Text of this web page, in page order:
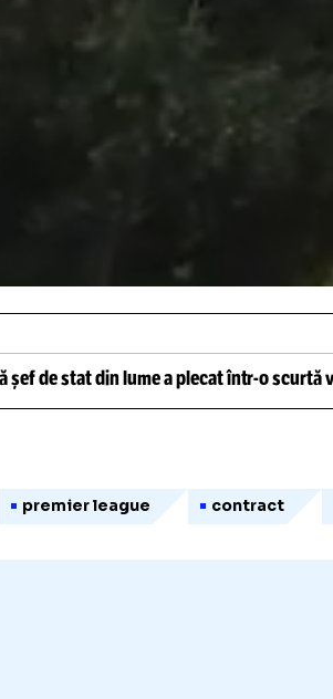
șef de stat din lume a plecat într-o scurtă
premier league contract